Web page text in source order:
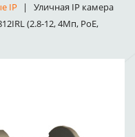
IP
Уличная IP камера
(2.8-12, 4Мп, PoE,